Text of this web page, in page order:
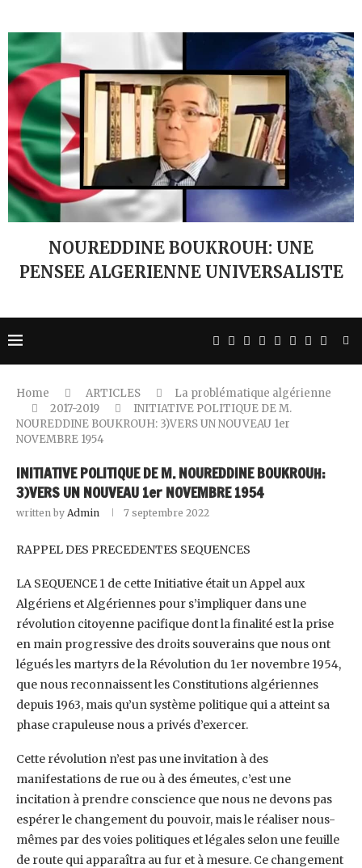
NOUREDDINE BOUKROUH: UNE
PENSEE ALGERIENNE UNIVERSALISTE
Home ARTICLES
La problématique algérienne
2017-2019
INITIATIVE POLITIQUE DE M.
NOUREDDINE BOUKROUH: 3)VERS UN NOUVEAU 1er
NOVEMBRE 1954
INITIATIVE POLITIQUE DE M. NOUREDDINE BOUKROUH:
3)VERS UN NOUVEAU 1er NOVEMBRE 1954
written by Admin 7 septembre 2022
RAPPEL DES PRECEDENTES SEQUENCES
LA SEQUENCE 1 de cette Initiative était un Appel aux
Algériens et Algériennes pour s’impliquer dans une
révolution citoyenne pacifique dont la finalité est la prise
en main progressive des droits souverains que nous ont
légués les martyrs de la Révolution du 1er novembre 1954,
que nous reconnaissent les Constitutions algériennes
depuis 1963, mais qu’un système politique qui a atteint sa
phase crapuleuse nous a privés d’exercer.
Cette révolution n’est pas une invitation à des
manifestations de rue ou à des émeutes, c’est une
incitation à prendre conscience que nous ne devons pas
espérer le changement du pouvoir, mais le réaliser nous-
mêmes par des voies politiques et légales selon une feuille
de route qui apparaîtra au fur et à mesure. Ce changement